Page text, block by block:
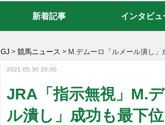
GJ > 競馬ニュース > M.デムーロ「ルメール潰し
2021.05.30 20:00
JRA「指示無視」M.
ル潰し」成功も最下
新着記事 インタビュ